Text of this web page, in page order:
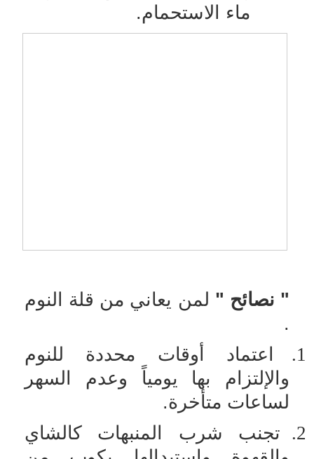
ماء الاستحمام.
" نصائح " لمن يعاني من قلة النوم
.
1.
اعتماد أوقات محددة للنوم
والإلتزام بها يومياً وعدم السهر
لساعات متأخرة.
2.
تجنب شرب المنبهات كالشاي